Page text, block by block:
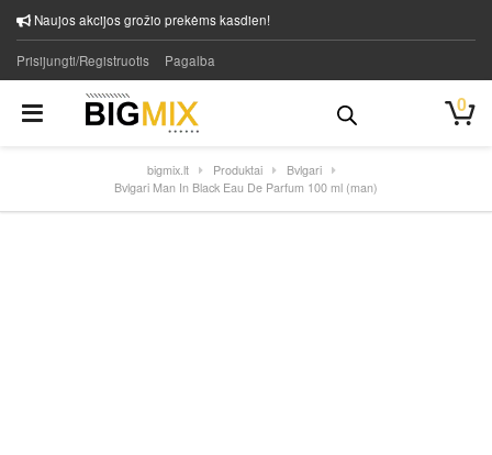
Naujos akcijos grožio prekėms kasdien!
Prisijungti/Registruotis Pagalba
0
bigmix.lt Produktai
Bvlgari
Bvlgari Man In Black Eau De Parfum 100 ml (man)